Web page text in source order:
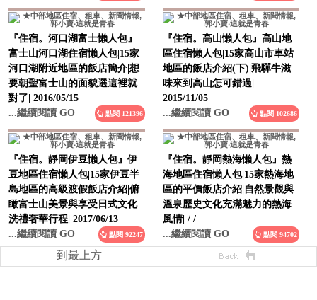
『住宿。河口湖富士懶人包』
富士山河口湖住宿懶人包|15家
河口湖附近地區的飯店簡介|想
要朝聖富士山的面貌選這裡就
對了| 2016/05/15
...繼續閱讀 GO
點閱 121396
『住宿。高山懶人包』高山地
區住宿懶人包|15家高山市車站
地區的飯店介紹(下)|飛驒牛滋
味來到高山怎可錯過|
2015/11/05
...繼續閱讀 GO
點閱 102686
『住宿。靜岡伊豆懶人包』伊
豆地區住宿懶人包|15家伊豆半
島地區的高級渡假飯店介紹|俯
瞰富士山美景與享受日式文化
洗禮奢華行程| 2017/06/13
...繼續閱讀 GO
點閱 92247
『住宿。靜岡熱海懶人包』熱
海地區住宿懶人包|15家熱海地
區的平價飯店介紹|自然景觀與
溫泉歷史文化充滿魅力的熱海
風情| / /
...繼續閱讀 GO
點閱 94702
到最上方